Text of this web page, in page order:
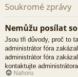
Soukromé zprávy
Nemůžu posílat
Jsou tři důvody, proč to
administrátor fóra
administrátor fóra
kontaktujte
Nahoru